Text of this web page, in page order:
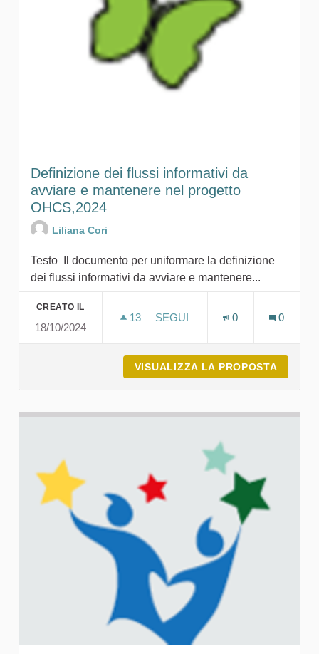
Definizione dei flussi informativi da
avviare e mantenere nel progetto
OHCS,2024
Liliana Cori
Testo Il documento per uniformare la definizione
dei flussi informativi da avviare e mantenere...
CREATO IL
18/10/2024
13 13 SOSTENITORI
SEGUI
0 0
VISUALIZZA LA PROPOSTA